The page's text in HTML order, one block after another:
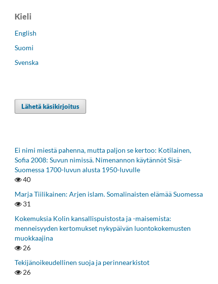
Kieli
English
Suomi
Svenska
Lähetä käsikirjoitus
Ei nimi miestä pahenna, mutta paljon se kertoo: Kotilainen,
Sofia 2008: Suvun nimissä. Nimenannon käytännöt Sisä-
Suomessa 1700-luvun alusta 1950-luvulle
40
Marja Tiilikainen: Arjen islam. Somalinaisten elämää Suomessa
31
Kokemuksia Kolin kansallispuistosta ja -maisemista:
menneisyyden kertomukset nykypäivän luontokokemusten
muokkaajina
26
Tekijänoikeudellinen suoja ja perinnearkistot
26